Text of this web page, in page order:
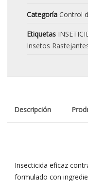
Categoría Control
Etiquetas
Insetos
Descripción
Insecticida eficaz
formulado con